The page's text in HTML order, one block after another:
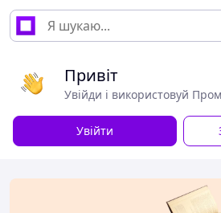
Привіт
Увійди і використовуй
Увійти